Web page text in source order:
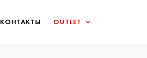
КОНТАКТЫ OUTLET